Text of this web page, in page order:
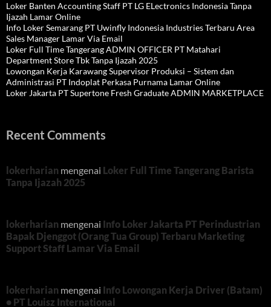
Loker Banten Accounting Staff PT LG ELectronics Indonesia Tanpa
Ijazah Lamar Online
Info Loker Semarang PT Uwinfly Indonesia Industries Terbaru Area
Sales Manager Lamar Via Email
Loker Full Time Tangerang ADMIN OFFICER PT Matahari
Department Store Tbk Tanpa Ijazah 2025
Lowongan Kerja Karawang Supervisor Produksi – Sistem dan
Administrasi PT Indoplat Perkasa Purnama Lamar Online
Loker Jakarta PT Supertone Fresh Graduate ADMIN MARKETPLACE
Recent Comments
lokerharian mengenai Loker Full Time Tangerang Barista
Tanpa Ijazah 2025
lokerharian mengenai Info Loker Jakarta PT Perindustrian
Bapak Djenggot (Orang Tua Group) Terbaru Marketing
Support Staff Lamar Via Email
lokerharian mengenai Info Lowongan Kerja Driver (Batam)
• PT Louisz International